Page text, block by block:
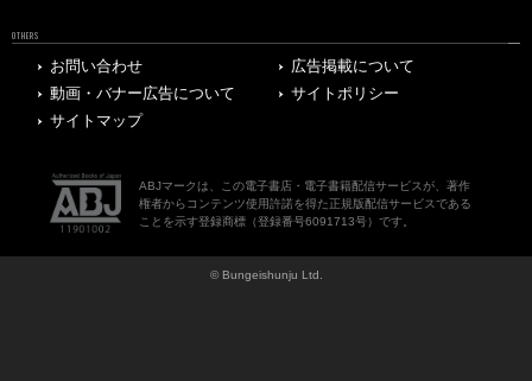
OTHERS
お問い合わせ
広告掲載について
動画・バナー広告について
サイトポリシー
サイトマップ
ABJマークは、この電子書店・電子書籍配信サービスが、著作
権者からコンテンツ使用許諾を得た正規版配信サービスである
ことを示す登録商標（登録番号6091713号）です。
© Bungeishunju Ltd.